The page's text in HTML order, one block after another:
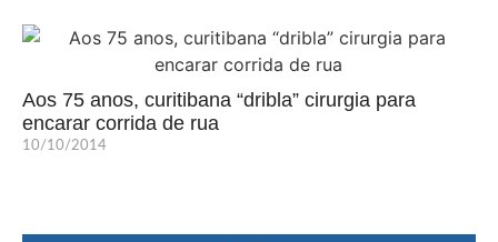
Aos 75 anos, curitibana “dribla” cirurgia para
encarar corrida de rua
10/10/2014